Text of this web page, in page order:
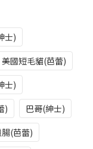
士)
美國短毛貓(芭蕾)
士)
)
巴哥(紳士)
(芭蕾)